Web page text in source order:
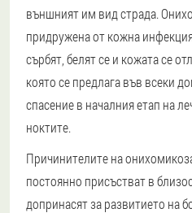
външният им вид страда.
придружена от кожна
сърбят, белят се и кожата се
която се предлага във всеки
спасение в началния етап на
ноктите.
Причинителите на
постоянно присъстват в
допринасят за развитието на